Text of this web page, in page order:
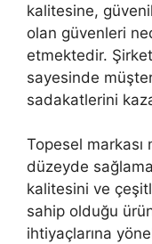
kalitesine,
olan güvenleri
etmektedir.
sayesinde
sadakatlerini
Topesel
düzeyde
kalitesini ve
sahip olduğu
ihtiyaçlarına